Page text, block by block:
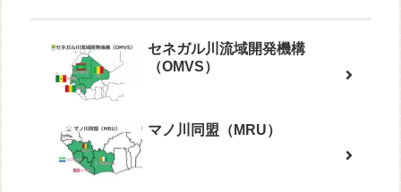
セネガル川流域開発機構
（OMVS）
マノ川同盟（MRU）